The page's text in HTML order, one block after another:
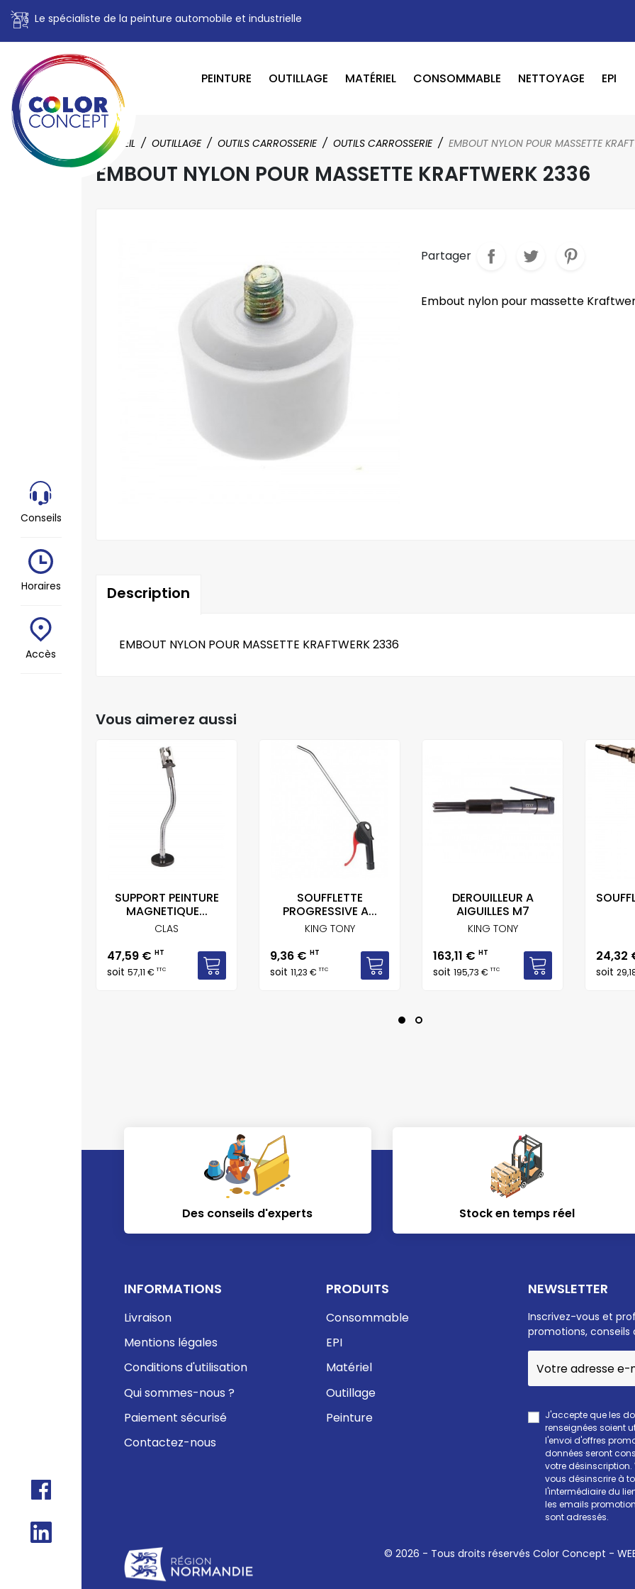
Le spécialiste de la peinture automobile et industrielle
PEINTURE OUTILLAGE MATÉRIEL CONSOMMABLE NETTOYAGE EPI
ACCUEIL OUTILLAGE OUTILS CARROSSERIE OUTILS CARROSSERIE EMBOUT NYLON POUR MASSETTE
EMBOUT NYLON POUR MASSETTE KRAFTWERK 2336
Partager
Embout nylon pour massette
Description
EMBOUT NYLON POUR MASSETTE KRAFTWERK 2336
Vous aimerez aussi
SUPPORT PEINTURE
MAGNETIQUE...
CLAS
Prix
47,59 € HT
soit 57,11 €TTC
SOUFFLETTE
PROGRESSIVE A...
KING TONY
Prix
9,36 € HT
soit 11,23 €TTC
DEROUILLEUR A
AIGUILLES M7
KING TONY
Prix
163,11 € HT
soit 195,73 €TTC
Prix
24,32
soit
Des conseils d'experts Stock en temps réel
INFORMATIONS
Livraison
Mentions légales
Conditions d'utilisation
Qui sommes-nous ?
Paiement sécurisé
Contactez-nous
PRODUITS
Consommable
EPI
Matériel
Outillage
Peinture
NEWSLETTER
Inscrivez-vous et
promotions, conseils
J'accepte que les
renseignées soient
l'envoi d'offres
données seront
votre désinscription.
vous désinscrire à
l'intermédiaire du
les emails
sont adressés.
© 2026 - Tous droits réservés Color Concept -
Conseils
Horaires
Accès